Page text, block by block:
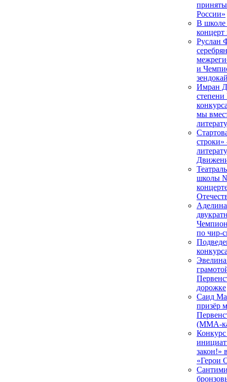
России»
В школе
Руслан
и
Имран
степени
мы
школы
по чир-
дорожке
Саид
призёр
(ММА-
Конкурс
закон!»
«Герои